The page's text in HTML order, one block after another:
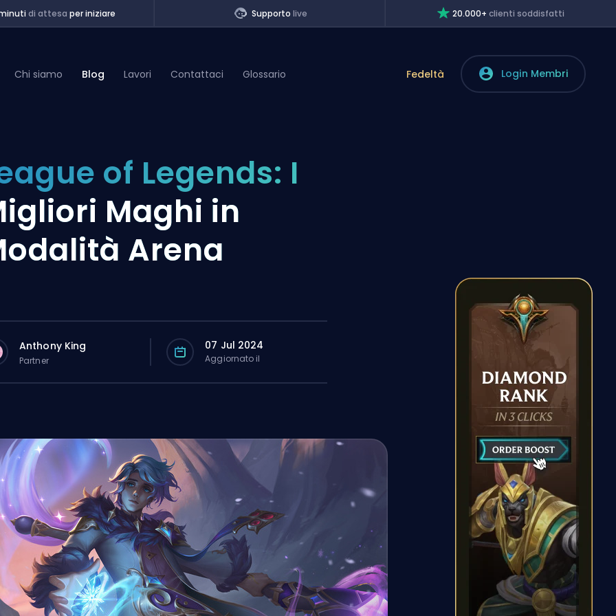
di attesa per iniziare Supporto live 20.000+clienti soddisfatti
Chi siamo Blog Lavori Contattaci Glossario Fedeltà Login Membri
of Legends: I
Maghi in
Arena
Anthony King
Partner
07 Jul 2024
Aggiornato il